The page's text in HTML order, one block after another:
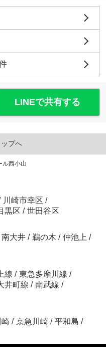
LINEで共有する
プへ
ル西小山
川崎市幸区 /
黒区 / 世田谷区
南大井 / 鵜の木 / 仲池上 /
線 / 東急多摩川線 /
井町線 / 南武線 /
崎 / 京急川崎 / 平和島 /